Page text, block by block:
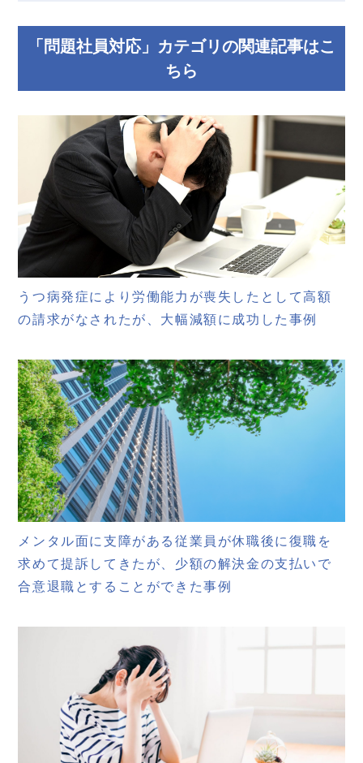
「問題社員対応」カテゴリの関連記事はこ
ちら
うつ病発症により労働能力が喪失したとして高額
の請求がなされたが、大幅減額に成功した事例
メンタル面に支障がある従業員が休職後に復職を
求めて提訴してきたが、少額の解決金の支払いで
合意退職とすることができた事例